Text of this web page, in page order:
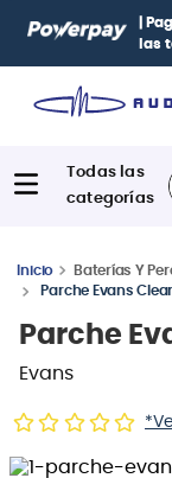
|
las
Baterías Y
Parche Evans Clear
Parche
Evans